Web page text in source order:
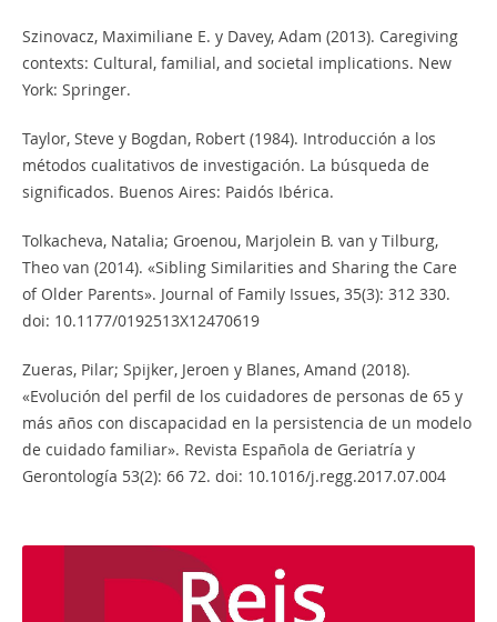
Szinovacz, Maximiliane E. y Davey, Adam (2013). Caregiving
contexts: Cultural, familial, and societal implications. New
York: Springer.
Taylor, Steve y Bogdan, Robert (1984). Introducción a los
métodos cualitativos de investigación. La búsqueda de
significados. Buenos Aires: Paidós Ibérica.
Tolkacheva, Natalia; Groenou, Marjolein B. van y Tilburg,
Theo van (2014). «Sibling Similarities and Sharing the Care
of Older Parents». Journal of Family Issues, 35(3): 312 330.
doi: 10.1177/0192513X12470619
Zueras, Pilar; Spijker, Jeroen y Blanes, Amand (2018).
«Evolución del perfil de los cuidadores de personas de 65 y
más años con discapacidad en la persistencia de un modelo
de cuidado familiar». Revista Española de Geriatría y
Gerontología 53(2): 66 72. doi: 10.1016/j.regg.2017.07.004